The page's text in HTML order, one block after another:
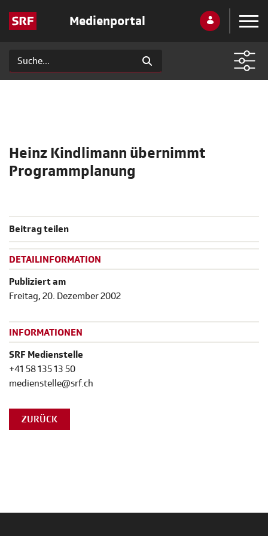
Medienportal
Heinz Kindlimann übernimmt
Programmplanung
Beitrag teilen
DETAILINFORMATION
Publiziert am
Freitag, 20. Dezember 2002
INFORMATIONEN
SRF Medienstelle
+41 58 135 13 50
medienstelle@srf.ch
ZURÜCK